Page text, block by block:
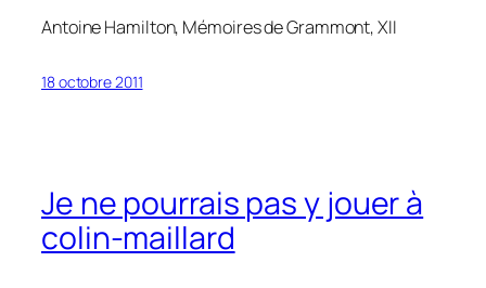
Antoine Hamilton, Mémoires de Grammont, XII
18 octobre 2011
Je ne pourrais pas y jouer à
colin-maillard